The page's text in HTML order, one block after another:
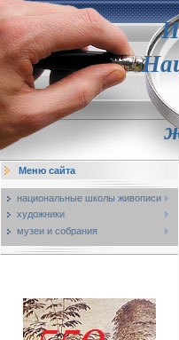
Меню сайта
национальные школы живописи
художники
музеи и собрания